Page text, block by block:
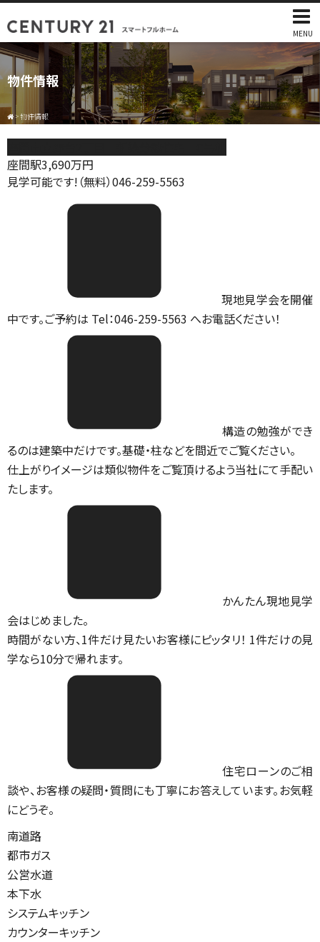
MENU
物件情報
>物件情報
座間駅3,690万円
見学可能です!（無料）046-259-5563
現地見学会を開催
中です。ご予約は Tel：046-259-5563 へお電話ください！
構造の勉強ができ
るのは建築中だけです。基礎・柱などを間近でご覧ください。
仕上がりイメージは類似物件をご覧頂けるよう当社にて手配い
たします。
かんたん現地見学
会はじめました。
時間がない方、1件だけ見たいお客様にピッタリ！ 1件だけの見
学なら10分で帰れます。
住宅ローンのご相
談や、お客様の疑問・質問にも丁寧にお答えしています。お気軽
にどうぞ。
南道路
都市ガス
公営水道
本下水
システムキッチン
カウンターキッチン